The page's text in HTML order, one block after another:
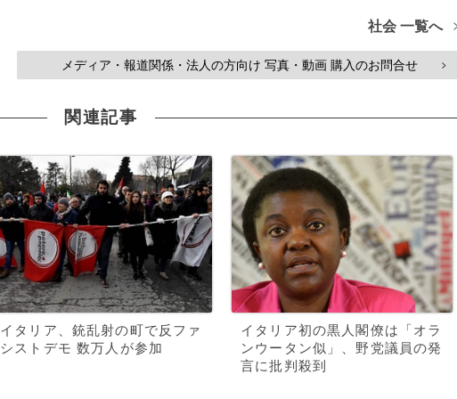
社会 一覧へ
メディア・報道関係・法人の方向け 写真・動画 購入のお問合せ >
関連記事
イタリア、銃乱射の町で反ファ
シストデモ 数万人が参加
イタリア初の黒人閣僚は「オラ
ンウータン似」、野党議員の発
言に批判殺到